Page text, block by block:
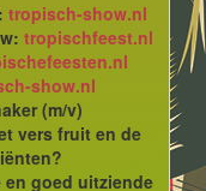
tropisch-show.nl
tropischfeest.nl
show.nl
(m/v)
vers fruit en de
en goed uitziende